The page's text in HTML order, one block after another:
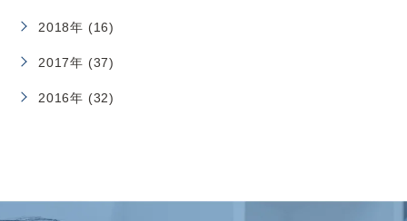
2018年 (16)
2017年 (37)
2016年 (32)